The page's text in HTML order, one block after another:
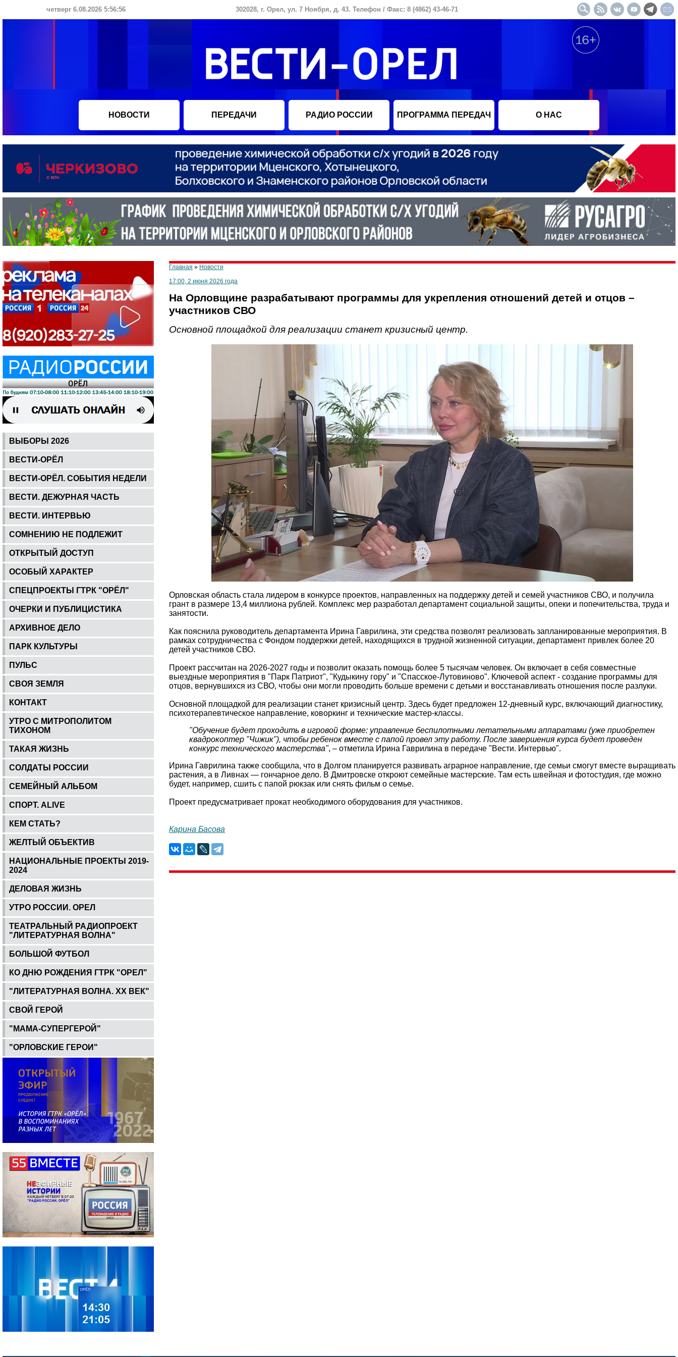
четверг 6.08.2026 5:56:57 302028, г. Орел, ул. 7 Ноября, д. 43. Телефон / Факс: 8 (4862) 43-46-71
НОВОСТИ ПЕРЕДАЧИ РАДИО РОССИИ ПРОГРАММА ПЕРЕДАЧ О НАС
ВЫБОРЫ 2026
ВЕСТИ-ОРЁЛ
ВЕСТИ-ОРЁЛ. СОБЫТИЯ НЕДЕЛИ
ВЕСТИ. ДЕЖУРНАЯ ЧАСТЬ
ВЕСТИ. ИНТЕРВЬЮ
СОМНЕНИЮ НЕ ПОДЛЕЖИТ
ОТКРЫТЫЙ ДОСТУП
ОСОБЫЙ ХАРАКТЕР
СПЕЦПРОЕКТЫ ГТРК "ОРЁЛ"
ОЧЕРКИ И ПУБЛИЦИСТИКА
АРХИВНОЕ ДЕЛО
ПАРК КУЛЬТУРЫ
ПУЛЬС
СВОЯ ЗЕМЛЯ
КОНТАКТ
УТРО С МИТРОПОЛИТОМ
ТИХОНОМ
ТАКАЯ ЖИЗНЬ
СОЛДАТЫ РОССИИ
СЕМЕЙНЫЙ АЛЬБОМ
СПОРТ. ALIVE
КЕМ СТАТЬ?
ЖЕЛТЫЙ ОБЪЕКТИВ
НАЦИОНАЛЬНЫЕ ПРОЕКТЫ 2019-
2024
ДЕЛОВАЯ ЖИЗНЬ
УТРО РОССИИ. ОРЕЛ
ТЕАТРАЛЬНЫЙ РАДИОПРОЕКТ
"ЛИТЕРАТУРНАЯ ВОЛНА"
БОЛЬШОЙ ФУТБОЛ
КО ДНЮ РОЖДЕНИЯ ГТРК "ОРЕЛ"
"ЛИТЕРАТУРНАЯ ВОЛНА. ХХ ВЕК"
СВОЙ ГЕРОЙ
"МАМА-СУПЕРГЕРОЙ"
"ОРЛОВСКИЕ ГЕРОИ"
Главная » Новости
17:00, 2 июня 2026 года
На Орловщине разрабатывают программы для укрепления отношений детей и отцов –
участников СВО
Основной площадкой для реализации станет кризисный центр.
Орловская область стала лидером в конкурсе проектов, направленных на поддержку детей и семей участников СВО, и получила
грант в размере 13,4 миллиона рублей. Комплекс мер разработал департамент социальной защиты, опеки и попечительства, труда и
занятости.
Как пояснила руководитель департамента Ирина Гаврилина, эти средства позволят реализовать запланированные мероприятия. В
рамках сотрудничества с Фондом поддержки детей, находящихся в трудной жизненной ситуации, департамент привлек более 20
детей участников СВО.
Проект рассчитан на 2026-2027 годы и позволит оказать помощь более 5 тысячам человек. Он включает в себя совместные
выездные мероприятия в "Парк Патриот", "Кудыкину гору" и "Спасское-Лутовиново". Ключевой аспект - создание программы для
отцов, вернувшихся из СВО, чтобы они могли проводить больше времени с детьми и восстанавливать отношения после разлуки.
Основной площадкой для реализации станет кризисный центр. Здесь будет предложен 12-дневный курс, включающий диагностику,
психотерапевтическое направление, коворкинг и технические мастер-классы.
"Обучение будет проходить в игровой форме: управление беспилотными летательными аппаратами (уже приобретен
квадрокоптер "Чижик"), чтобы ребенок вместе с папой провел эту работу. После завершения курса будет проведен
конкурс технического мастерства", – отметила Ирина Гаврилина в передаче "Вести. Интервью".
Ирина Гаврилина также сообщила, что в Долгом планируется развивать аграрное направление, где семьи смогут вместе выращивать
растения, а в Ливнах — гончарное дело. В Дмитровске откроют семейные мастерские. Там есть швейная и фотостудия, где можно
будет, например, сшить с папой рюкзак или снять фильм о семье.
Проект предусматривает прокат необходимого оборудования для участников.
Карина Басова